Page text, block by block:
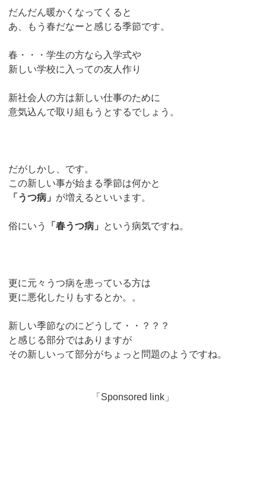
だんだん暖かくなってくると
あ、もう春だなーと感じる季節です。
春・・・学生の方なら入学式や
新しい学校に入っての友人作り
新社会人の方は新しい仕事のために
意気込んで取り組もうとするでしょう。
だがしかし、です。
この新しい事が始まる季節は何かと
「うつ病」 が増えるといいます。
俗にいう 「春うつ病」 という病気ですね。
更に元々うつ病を患っている方は
更に悪化したりもするとか。。
新しい季節なのにどうして・・？？？
と感じる部分ではありますが
その新しいって部分がちょっと問題のようですね。
「Sponsored link」